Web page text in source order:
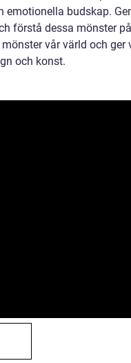
emotionella budskap.
förstå dessa mönster
vår värld och ger
och konst.